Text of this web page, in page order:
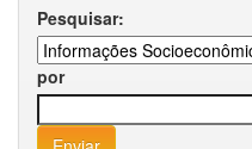
Pesquisar:
por